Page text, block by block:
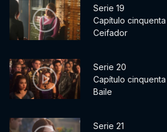
Serie 19
Capítulo
Ceifador
Serie 20
Capítulo
Baile
Serie 21